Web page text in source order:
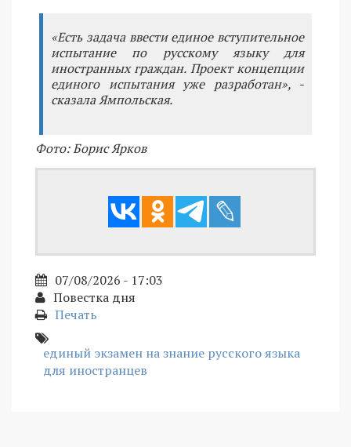
«Есть задача ввести единое вступительное
испытание по русскому языку для
иностранных граждан. Проект концепции
единого испытания уже разработан», -
сказала Ямпольская.
Фото: Борис Ярков
07/08/2026 - 17:03
Повестка дня
Печать
единый экзамен на знание русского языка
для иностранцев